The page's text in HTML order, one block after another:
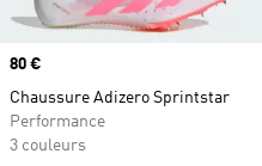
Prix
80 €
Chaussure Adizero Sprintstar
Performance
3 couleurs